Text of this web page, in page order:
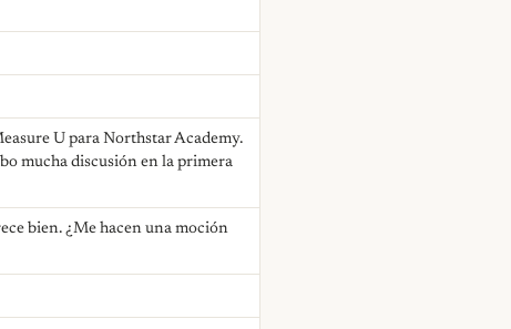
U para Northstar Academy.
mucha discusión en la primera
bien. ¿Me hacen una moción